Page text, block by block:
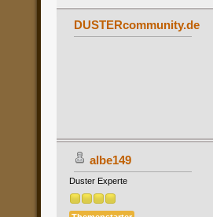
DUSTERcommunity.de
albe149
Duster Experte